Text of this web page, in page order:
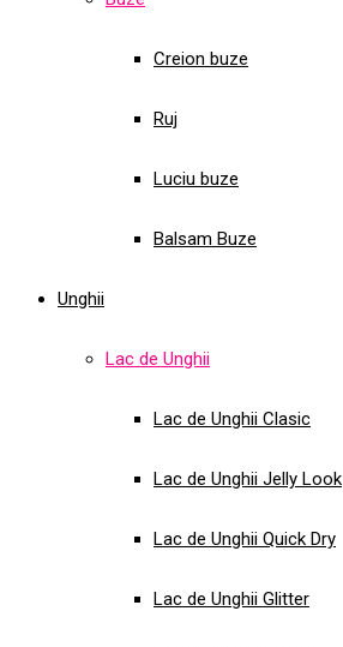
Creion buze
Ruj
Luciu buze
Balsam Buze
Unghii
Lac de Unghii
Lac de Unghii Clasic
Lac de Unghii Jelly Look
Lac de Unghii Quick Dry
Lac de Unghii Glitter